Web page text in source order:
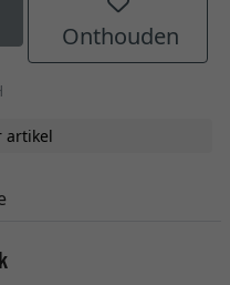
Onthouden
artikel